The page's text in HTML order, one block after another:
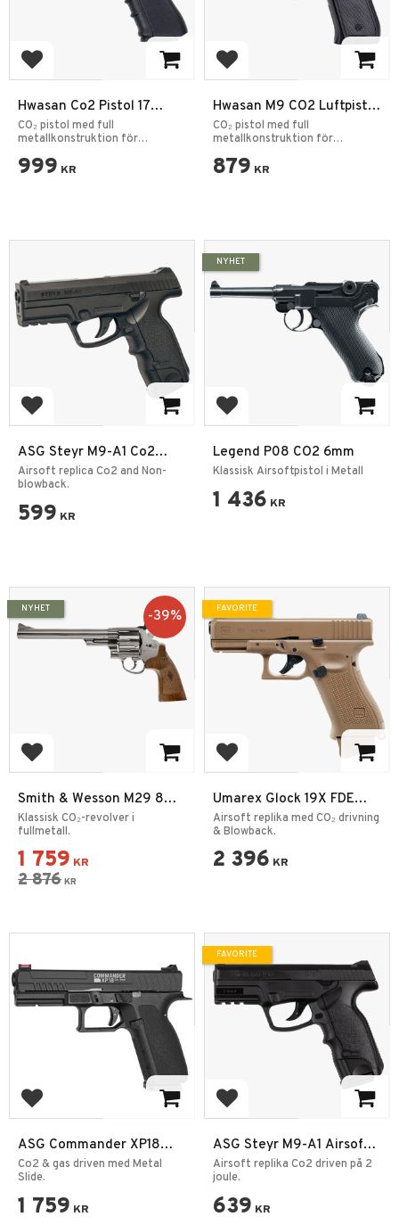
Add to favorites
Hwasan Co2 Pistol 17
Series (Non-Blowback -
Metal Slide - Black) 6mm
CO₂ pistol med full
metallkonstruktion för
999 KR
Add to favorites
Hwasan M9 CO2 Luftpistol
4.5mm Full Metal Svart
CO₂ pistol med full
metallkonstruktion för
879 KR
Add to favorites
ASG Steyr M9-A1 Co2
6mm
Airsoft replica Co2 and Non-
blowback.
599 KR
Add to favorites
Legend P08 CO2 6mm
Klassisk Airsoftpistol i Metall
1 436 KR
NYHET
Add to favorites
Smith & Wesson M29 8
3/8" CO2 6mm
Klassisk CO₂-revolver i
fullmetall.
1 759 KR
2 876 KR
39%
NYHET
Add to favorites
Umarex Glock 19X FDE
6mm Coyote
Airsoft replika med CO₂ drivning
& Blowback.
2 396 KR
FAVORITE
Add to favorites
ASG Commander XP18
Co2 6mm Svart
Co2 & gas driven med Metal
Slide.
1 759 KR
Add to favorites
ASG Steyr M9-A1 Airsoft
Pistol
Airsoft replika Co2 driven på 2
joule.
639 KR
FAVORITE